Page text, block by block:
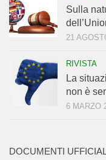
Sulla
21
RIVISTA
La
non è
6 MARZO
DOCUMENTI